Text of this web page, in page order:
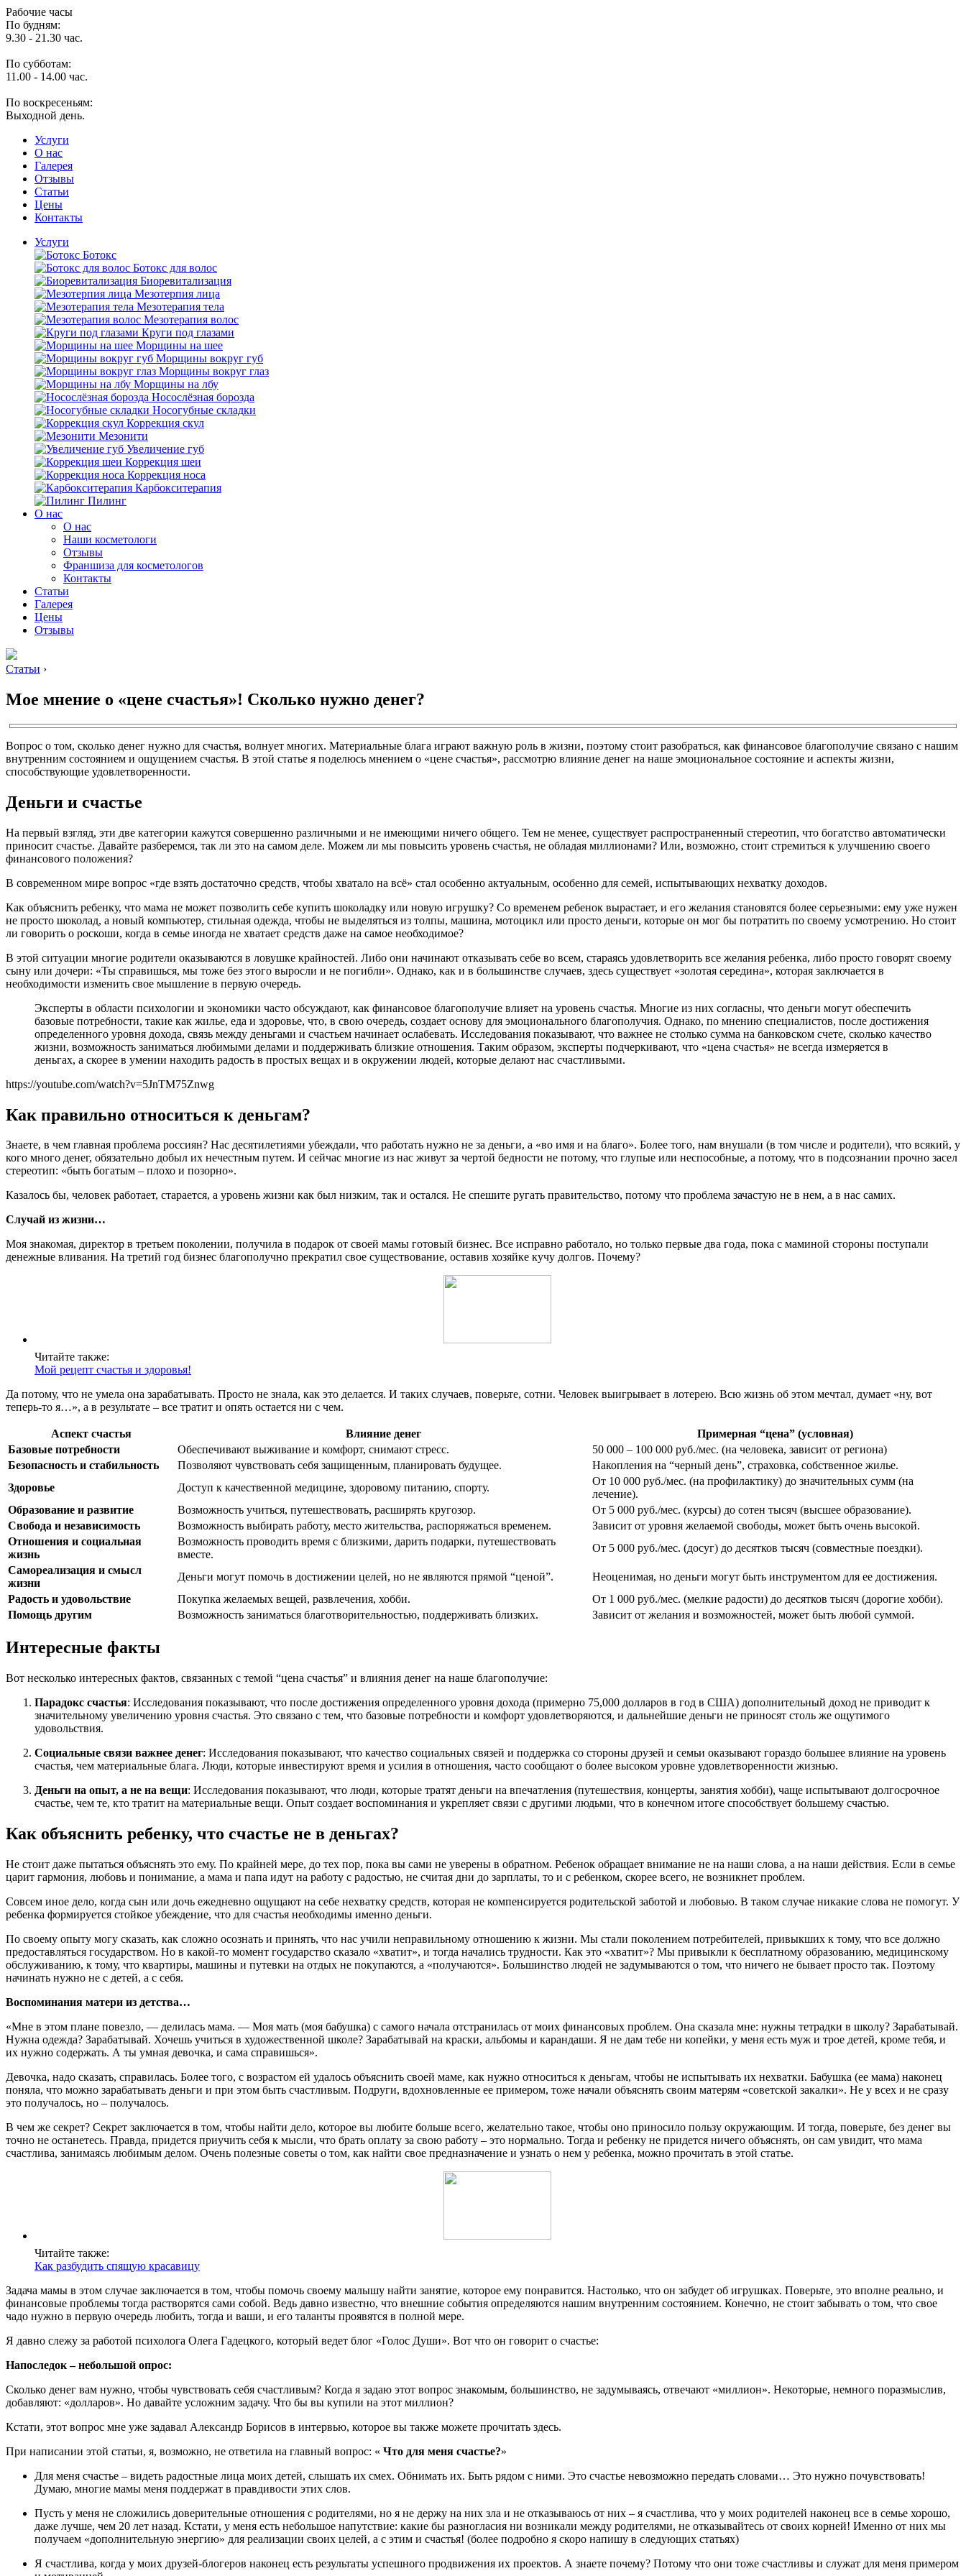
Рабочие часы
По будням:
9.30 - 21.30 час.
По субботам:
11.00 - 14.00 час.
По воскресеньям:
Выходной день.
Услуги
O нас
Галерея
Отзывы
Статьи
Цены
Контакты
Услуги
Ботокс
Ботокс для волос
Биоревитализация
Мезотерпия лица
Мезотерапия тела
Мезотерапия волос
Круги под глазами
Морщины на шее
Морщины вокруг губ
Морщины вокруг глаз
Морщины на лбу
Носослёзная борозда
Носогубные складки
Коррекция скул
Мезонити
Увеличение губ
Коррекция шеи
Коррекция носа
Карбокситерапия
Пилинг
O нас
O нас
Наши косметологи
Отзывы
Франшиза для косметологов
Контакты
Статьи
Галерея
Цены
Отзывы
Статьи ›
Мое мнение о «цене счастья»! Сколько нужно денег?
Вопрос о том, сколько денег нужно для счастья, волнует многих. Материальные блага играют важную роль в жизни, поэтому стоит разобраться, как финансовое благополучие связано с нашим
внутренним состоянием и ощущением счастья. В этой статье я поделюсь мнением о «цене счастья», рассмотрю влияние денег на наше эмоциональное состояние и аспекты жизни,
способствующие удовлетворенности.
Деньги и счастье
На первый взгляд, эти две категории кажутся совершенно различными и не имеющими ничего общего. Тем не менее, существует распространенный стереотип, что богатство автоматически
приносит счастье. Давайте разберемся, так ли это на самом деле. Можем ли мы повысить уровень счастья, не обладая миллионами? Или, возможно, стоит стремиться к улучшению своего
финансового положения?
В современном мире вопрос «где взять достаточно средств, чтобы хватало на всё» стал особенно актуальным, особенно для семей, испытывающих нехватку доходов.
Как объяснить ребенку, что мама не может позволить себе купить шоколадку или новую игрушку? Со временем ребенок вырастает, и его желания становятся более серьезными: ему уже нужен
не просто шоколад, а новый компьютер, стильная одежда, чтобы не выделяться из толпы, машина, мотоцикл или просто деньги, которые он мог бы потратить по своему усмотрению. Но стоит
ли говорить о роскоши, когда в семье иногда не хватает средств даже на самое необходимое?
В этой ситуации многие родители оказываются в ловушке крайностей. Либо они начинают отказывать себе во всем, стараясь удовлетворить все желания ребенка, либо просто говорят своему
сыну или дочери: «Ты справишься, мы тоже без этого выросли и не погибли». Однако, как и в большинстве случаев, здесь существует «золотая середина», которая заключается в
необходимости изменить свое мышление в первую очередь.
Эксперты в области психологии и экономики часто обсуждают, как финансовое благополучие влияет на уровень счастья. Многие из них согласны, что деньги могут обеспечить
базовые потребности, такие как жилье, еда и здоровье, что, в свою очередь, создает основу для эмоционального благополучия. Однако, по мнению специалистов, после достижения
определенного уровня дохода, связь между деньгами и счастьем начинает ослабевать. Исследования показывают, что важнее не столько сумма на банковском счете, сколько качество
жизни, возможность заниматься любимыми делами и поддерживать близкие отношения. Таким образом, эксперты подчеркивают, что «цена счастья» не всегда измеряется в
деньгах, а скорее в умении находить радость в простых вещах и в окружении людей, которые делают нас счастливыми.
https://youtube.com/watch?v=5JnTM75Znwg
Как правильно относиться к деньгам?
Знаете, в чем главная проблема россиян? Нас десятилетиями убеждали, что работать нужно не за деньги, а «во имя и на благо». Более того, нам внушали (в том числе и родители), что всякий, у
кого много денег, обязательно добыл их нечестным путем. И сейчас многие из нас живут за чертой бедности не потому, что глупые или неспособные, а потому, что в подсознании прочно засел
стереотип: «быть богатым – плохо и позорно».
Казалось бы, человек работает, старается, а уровень жизни как был низким, так и остался. Не спешите ругать правительство, потому что проблема зачастую не в нем, а в нас самих.
Случай из жизни…
Моя знакомая, директор в третьем поколении, получила в подарок от своей мамы готовый бизнес. Все исправно работало, но только первые два года, пока с маминой стороны поступали
денежные вливания. На третий год бизнес благополучно прекратил свое существование, оставив хозяйке кучу долгов. Почему?
Читайте также:
Мой рецепт счастья и здоровья!
Да потому, что не умела она зарабатывать. Просто не знала, как это делается. И таких случаев, поверьте, сотни. Человек выигрывает в лотерею. Всю жизнь об этом мечтал, думает «ну, вот
теперь-то я…», а в результате – все тратит и опять остается ни с чем.
Аспект счастья Влияние денег
Примерная “цена” (условная)
Базовые потребности
Обеспечивают выживание и комфорт, снимают стресс.
50 000 – 100 000 руб./мес. (на человека, зависит от региона)
Безопасность и стабильность
Позволяют чувствовать себя защищенным, планировать будущее.
Накопления на “черный день”, страховка, собственное жилье.
Здоровье
Доступ к качественной медицине, здоровому питанию, спорту.
От 10 000 руб./мес. (на профилактику) до значительных сумм (на
лечение).
Образование и развитие
Возможность учиться, путешествовать, расширять кругозор.
От 5 000 руб./мес. (курсы) до сотен тысяч (высшее образование).
Свобода и независимость
Возможность выбирать работу, место жительства, распоряжаться временем.
Зависит от уровня желаемой свободы, может быть очень высокой.
Отношения и социальная
жизнь
Возможность проводить время с близкими, дарить подарки, путешествовать
вместе.
От 5 000 руб./мес. (досуг) до десятков тысяч (совместные поездки).
Самореализация и смысл
жизни
Деньги могут помочь в достижении целей, но не являются прямой “ценой”.
Неоценимая, но деньги могут быть инструментом для ее достижения.
Радость и удовольствие
Покупка желаемых вещей, развлечения, хобби.
От 1 000 руб./мес. (мелкие радости) до десятков тысяч (дорогие хобби).
Помощь другим
Возможность заниматься благотворительностью, поддерживать близких. Зависит от желания и возможностей, может быть любой суммой.
Интересные факты
Вот несколько интересных фактов, связанных с темой “цена счастья” и влияния денег на наше благополучие:
Парадокс счастья: Исследования показывают, что после достижения определенного уровня дохода (примерно 75,000 долларов в год в США) дополнительный доход не приводит к
значительному увеличению уровня счастья. Это связано с тем, что базовые потребности и комфорт удовлетворяются, и дальнейшие деньги не приносят столь же ощутимого
удовольствия.
Социальные связи важнее денег: Исследования показывают, что качество социальных связей и поддержка со стороны друзей и семьи оказывают гораздо большее влияние на уровень
счастья, чем материальные блага. Люди, которые инвестируют время и усилия в отношения, часто сообщают о более высоком уровне удовлетворенности жизнью.
Деньги на опыт, а не на вещи: Исследования показывают, что люди, которые тратят деньги на впечатления (путешествия, концерты, занятия хобби), чаще испытывают долгосрочное
счастье, чем те, кто тратит на материальные вещи. Опыт создает воспоминания и укрепляет связи с другими людьми, что в конечном итоге способствует большему счастью.
Как объяснить ребенку, что счастье не в деньгах?
Не стоит даже пытаться объяснять это ему. По крайней мере, до тех пор, пока вы сами не уверены в обратном. Ребенок обращает внимание не на наши слова, а на наши действия. Если в семье
царит гармония, любовь и понимание, а мама и папа идут на работу с радостью, не считая дни до зарплаты, то и с ребенком, скорее всего, не возникнет проблем.
Совсем иное дело, когда сын или дочь ежедневно ощущают на себе нехватку средств, которая не компенсируется родительской заботой и любовью. В таком случае никакие слова не помогут. У
ребенка формируется стойкое убеждение, что для счастья необходимы именно деньги.
По своему опыту могу сказать, как сложно осознать и принять, что нас учили неправильному отношению к жизни. Мы стали поколением потребителей, привыкших к тому, что все должно
предоставляться государством. Но в какой-то момент государство сказало «хватит», и тогда начались трудности. Как это «хватит»? Мы привыкли к бесплатному образованию, медицинскому
обслуживанию, к тому, что квартиры, машины и путевки на отдых не покупаются, а «получаются». Большинство людей не задумываются о том, что ничего не бывает просто так. Поэтому
начинать нужно не с детей, а с себя.
Воспоминания матери из детства…
«Мне в этом плане повезло, — делилась мама. — Моя мать (моя бабушка) с самого начала отстранилась от моих финансовых проблем. Она сказала мне: нужны тетрадки в школу? Зарабатывай.
Нужна одежда? Зарабатывай. Хочешь учиться в художественной школе? Зарабатывай на краски, альбомы и карандаши. Я не дам тебе ни копейки, у меня есть муж и трое детей, кроме тебя, и
их нужно содержать. А ты умная девочка, и сама справишься».
Девочка, надо сказать, справилась. Более того, с возрастом ей удалось объяснить своей маме, как нужно относиться к деньгам, чтобы не испытывать их нехватки. Бабушка (ее мама) наконец
поняла, что можно зарабатывать деньги и при этом быть счастливым. Подруги, вдохновленные ее примером, тоже начали объяснять своим матерям «советской закалки». Не у всех и не сразу
это получалось, но – получалось.
В чем же секрет? Секрет заключается в том, чтобы найти дело, которое вы любите больше всего, желательно такое, чтобы оно приносило пользу окружающим. И тогда, поверьте, без денег вы
точно не останетесь. Правда, придется приучить себя к мысли, что брать оплату за свою работу – это нормально. Тогда и ребенку не придется ничего объяснять, он сам увидит, что мама
счастлива, занимаясь любимым делом. Очень полезные советы о том, как найти свое предназначение и узнать о нем у ребенка, можно прочитать в этой статье.
Читайте также:
Как разбудить спящую красавицу
Задача мамы в этом случае заключается в том, чтобы помочь своему малышу найти занятие, которое ему понравится. Настолько, что он забудет об игрушках. Поверьте, это вполне реально, и
финансовые проблемы тогда растворятся сами собой. Ведь давно известно, что внешние события определяются нашим внутренним состоянием. Конечно, не стоит забывать о том, что свое
чадо нужно в первую очередь любить, тогда и ваши, и его таланты проявятся в полной мере.
Я давно слежу за работой психолога Олега Гадецкого, который ведет блог «Голос Души». Вот что он говорит о счастье:
Напоследок – небольшой опрос:
Сколько денег вам нужно, чтобы чувствовать себя счастливым? Когда я задаю этот вопрос знакомым, большинство, не задумываясь, отвечают «миллион». Некоторые, немного поразмыслив,
добавляют: «долларов». Но давайте усложним задачу. Что бы вы купили на этот миллион?
Кстати, этот вопрос мне уже задавал Александр Борисов в интервью, которое вы также можете прочитать здесь.
При написании этой статьи, я, возможно, не ответила на главный вопрос: « Что для меня счастье?»
Для меня счастье – видеть радостные лица моих детей, слышать их смех. Обнимать их. Быть рядом с ними. Это счастье невозможно передать словами… Это нужно почувствовать!
Думаю, многие мамы меня поддержат в правдивости этих слов.
Пусть у меня не сложились доверительные отношения с родителями, но я не держу на них зла и не отказываюсь от них – я счастлива, что у моих родителей наконец все в семье хорошо,
даже лучше, чем 20 лет назад. Кстати, у меня есть небольшое напутствие: какие бы разногласия ни возникали между родителями, не отказывайтесь от своих корней! Именно от них мы
получаем «дополнительную энергию» для реализации своих целей, а с этим и счастья! (более подробно я скоро напишу в следующих статьях)
Я счастлива, когда у моих друзей-блогеров наконец есть результаты успешного продвижения их проектов. А знаете почему? Потому что они тоже счастливы и служат для меня примером